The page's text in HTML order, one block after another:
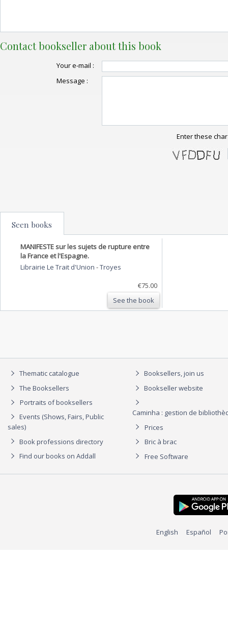
Contact bookseller about this book
Your e-mail :
Message :
Enter these
Seen books
MANIFESTE sur les sujets de rupture entre
la France et l'Espagne.
Librairie Le Trait d'Union -Troyes
€75.00
See the book
Thematic catalogue
The Booksellers
Portraits of booksellers
Events (Shows, Fairs, Public
sales)
Book professions directory
Find our books on Addall
Booksellers, join us
Bookseller website
Caminha : gestion de
Prices
Bric à brac
Free Software
English Español